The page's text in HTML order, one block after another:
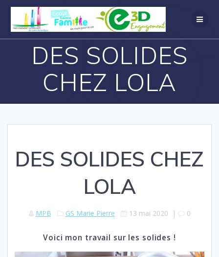
DES SOLIDES
CHEZ LOLA
DES SOLIDES CHEZ
LOLA
MPB GS Marie Pierre 13 mai 2020 | 0
Voici mon travail sur les solides !